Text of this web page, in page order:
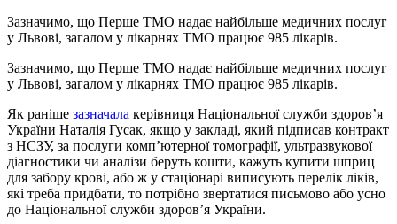
Зазначимо, що Перше ТМО надає найбільше медичних послуг
у Львові, загалом у лікарнях ТМО працює 985 лікарів.
Зазначимо, що Перше ТМО надає найбільше медичних послуг
у Львові, загалом у лікарнях ТМО працює 985 лікарів.
Як раніше зазначала керівниця Національної служби здоров’я
України Наталія Гусак, якщо у закладі, який підписав контракт
з НСЗУ, за послуги комп’ютерної томографії, ультразвукової
діагностики чи аналізи беруть кошти, кажуть купити шприц
для забору крові, або ж у стаціонарі виписують перелік ліків,
які треба придбати, то потрібно звертатися письмово або усно
до Національної служби здоров’я України.